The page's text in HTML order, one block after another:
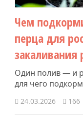
Чем
перца для
закаливания
Один полив — и
для чего
24.03.2026 166